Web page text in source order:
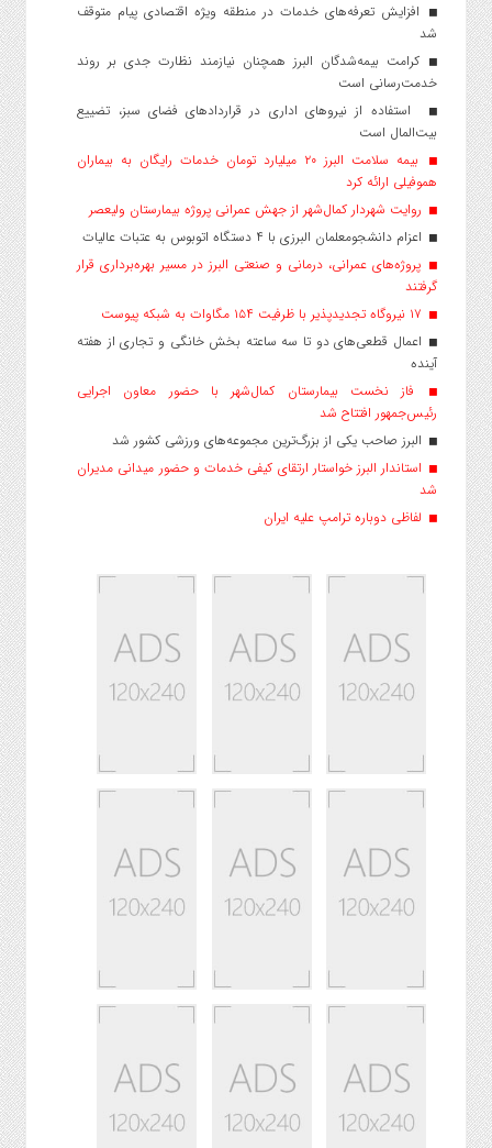
افزایش تعرفه‌های خدمات در منطقه ویژه اقتصادی پیام متوقف
شد
کرامت بیمه‌شدگان البرز همچنان نیازمند نظارت جدی بر روند
خدمت‌رسانی است
استفاده از نیروهای اداری در قراردادهای فضای سبز، تضییع
بیت‌المال است
بیمه سلامت البرز ۲۰ میلیارد تومان خدمات رایگان به بیماران
هموفیلی ارائه کرد
روایت شهردار کمال‌شهر از جهش عمرانی پروژه بیمارستان ولیعصر
اعزام دانشجو‌معلمان البرزی با ۴ دستگاه اتوبوس به عتبات عالیات
پروژه‌های عمرانی، درمانی و صنعتی البرز در مسیر بهره‌برداری قرار
گرفتند
اعمال قطعی‌های دو تا سه ساعته بخش خانگی و تجاری از هفته
آینده
فاز نخست بیمارستان کمال‌شهر با حضور معاون اجرایی
رئیس‌جمهور افتتاح شد
البرز صاحب یکی از بزرگ‌ترین مجموعه‌های ورزشی کشور شد
استاندار البرز خواستار ارتقای کیفی خدمات و حضور میدانی مدیران
شد
لفاظی دوباره ترامپ علیه ایران